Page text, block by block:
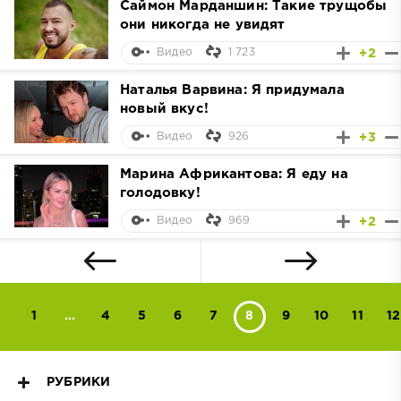
Саймон Марданшин: Такие трущобы
они никогда не увидят
+2
Видео 1 723
Наталья Варвина: Я придумала
новый вкус!
+3
Видео 926
Марина Африкантова: Я еду на
голодовку!
+2
Видео 969
1 ... 4 5 6 7 8 9 10 11 12
РУБРИКИ